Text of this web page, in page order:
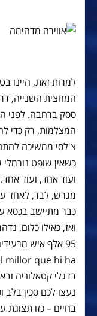
למרות זאת, היינו
המחצית השנייה,
ססק ברחבה. לפני
המצלמות, רק כדי
צ'לסי ממשיכה
כשאין שופט
ועוד אחד, ועוד
מגרש, לבד, לאחד
כבר מתיישב בכסא
ואז, כאילו כלום,
נעצו לכם סכין בלב
בחיים – כזו תצוגת